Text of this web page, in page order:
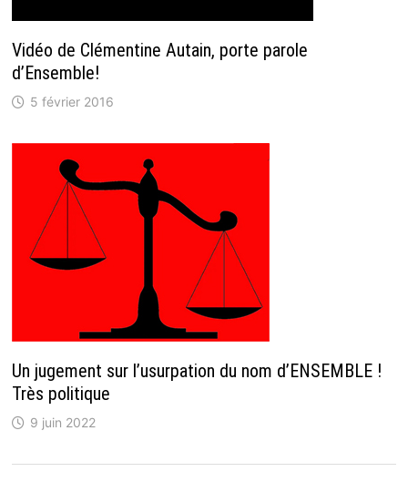
Vidéo de Clémentine Autain, porte parole
d’Ensemble!
5 février 2016
Un jugement sur l’usurpation du nom d’ENSEMBLE !
Très politique
9 juin 2022